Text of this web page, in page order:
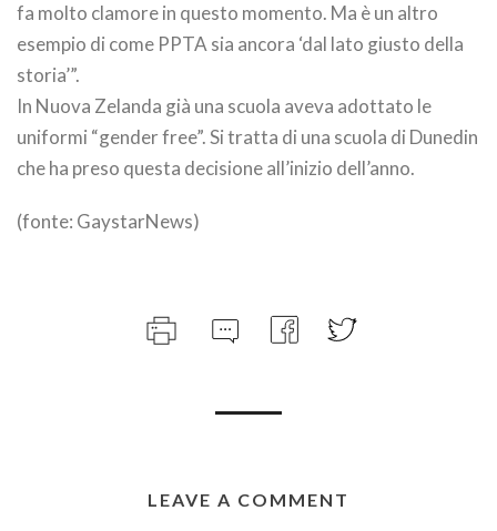
fa molto clamore in questo momento. Ma è un altro
esempio di come PPTA sia ancora ‘dal lato giusto della
storia’”.
In Nuova Zelanda già una scuola aveva adottato le
uniformi “gender free”. Si tratta di una scuola di Dunedin
che ha preso questa decisione all’inizio dell’anno.
(fonte: GaystarNews)
LEAVE A COMMENT